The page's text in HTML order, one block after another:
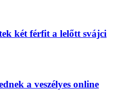
két férfit a lelőtt svájci
a veszélyes online